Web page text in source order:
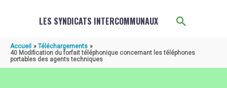
LES SYNDICATS INTERCOMMUNAUX
Accueil
Téléchargements
40 Modification du forfait téléphonique concernant les téléphones
portables des agents techniques